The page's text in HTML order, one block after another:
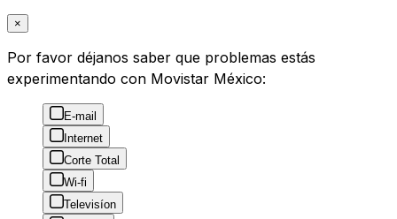
×
Por favor déjanos saber que problemas estás
experimentando con Movistar México:
E-mail
Internet
Corte Total
Wi-fi
Televisíon